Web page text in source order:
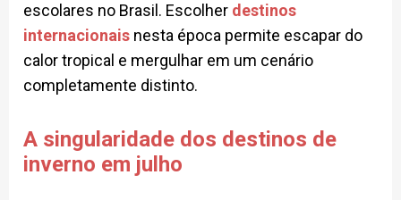
escolares no Brasil. Escolher destinos
internacionais nesta época permite escapar do
calor tropical e mergulhar em um cenário
completamente distinto.
A singularidade dos destinos de
inverno em julho